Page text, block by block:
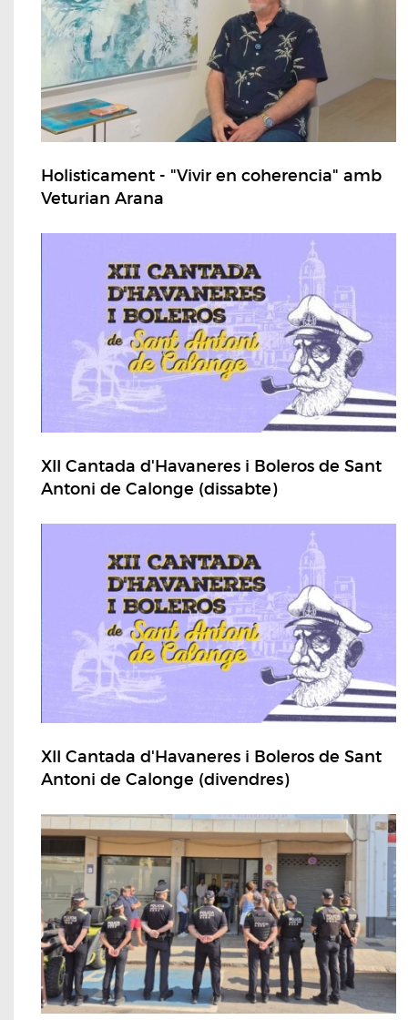
Holisticament - "Vivir en coherencia" amb
Veturian Arana
XII Cantada d'Havaneres i Boleros de Sant
Antoni de Calonge (dissabte)
XII Cantada d'Havaneres i Boleros de Sant
Antoni de Calonge (divendres)